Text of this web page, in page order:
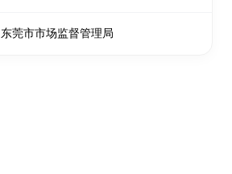
东莞市市场监督管理局